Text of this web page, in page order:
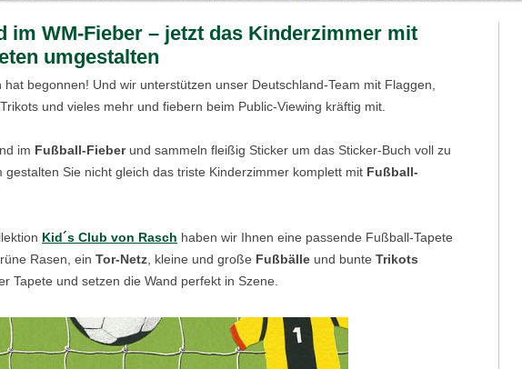
im WM-Fieber – jetzt das Kinderzimmer mit
umgestalten
hat begonnen! Und wir unterstützen unser Deutschland-Team mit Flaggen,
und vieles mehr und fiebern beim Public-Viewing kräftig mit.
im Fußball-Fieberund sammeln fleißig Sticker um das Sticker-Buch voll zu
gestalten Sie nicht gleich das triste Kinderzimmer komplett mit Fußball-
Kid´s Club von Rasch haben wir Ihnen eine passende Fußball-Tapete
Rasen, ein Tor-Netz , kleine und große Fußbälle und bunte Trikots
Tapete und setzen die Wand perfekt in Szene.